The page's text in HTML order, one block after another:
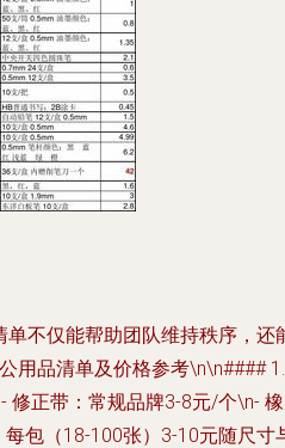
不仅能帮助团队维持秩序，
用品清单及价格参考\n\n####
修正带 ：常规品牌3-8元/个\n-
每包（18-100张）3-10元随尺寸